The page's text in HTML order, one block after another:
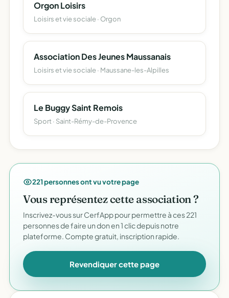
Orgon Loisirs
Loisirs et vie sociale · Orgon
Association Des Jeunes Maussanais
Loisirs et vie sociale · Maussane-les-Alpilles
Le Buggy Saint Remois
Sport · Saint-Rémy-de-Provence
221 personnes ont vu votre page
Vous représentez cette association ?
Inscrivez-vous sur CerfApp pour permettre à ces 221
personnes de faire un don en 1 clic depuis notre
plateforme. Compte gratuit, inscription rapide.
Revendiquer cette page